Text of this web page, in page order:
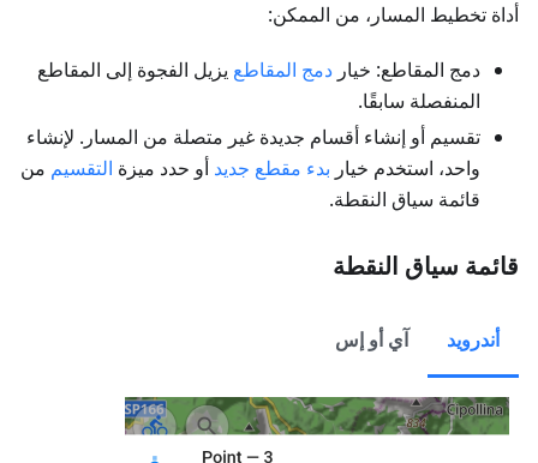
أداة تخطيط المسار، من الممكن:
دمج المقاطع: خيار دمج المقاطع يزيل الفجوة إلى المقاطع
المنفصلة سابقًا.
تقسيم أو إنشاء أقسام جديدة غير متصلة من المسار. لإنشاء
واحد، استخدم خيار بدء مقطع جديد أو حدد ميزة التقسيم من
قائمة سياق النقطة.
قائمة سياق النقطة
أندرويد آي أو إس